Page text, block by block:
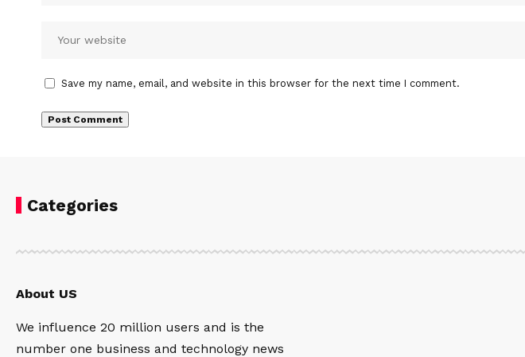
Save my name, email, and website in this browser for the next time I comment.
Categories
About US
We influence 20 million users and is the
number one business and technology news